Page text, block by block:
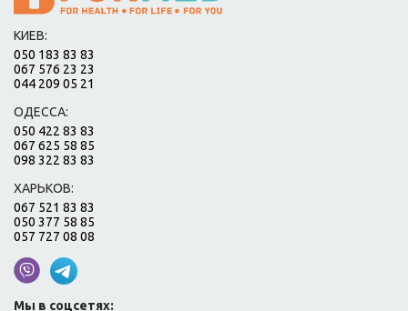
КИЕВ:
050 183 83 83
067 576 23 23
044 209 05 21
ОДЕССА:
050 422 83 83
067 625 58 85
098 322 83 83
ХАРЬКОВ:
067 521 83 83
050 377 58 85
057 727 08 08
Мы в соцсетях: